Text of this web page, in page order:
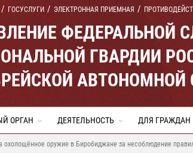
ГОСУСЛУГИ ЭЛЕКТРОННАЯ ПРИЕМНАЯ
ФЕДЕРАЛЬНОЙ
ГВАРДИИ
АВТОНОМНОЙ
ОРГАН ДЕЯТЕЛЬНОСТЬ ДЛЯ ГРАЖДАН
охолощённое оружие в Биробиджане за несоблюдение